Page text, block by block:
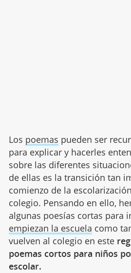
Los poemas pueden ser
para explicar y hacerles
sobre las diferentes
de ellas es la transición tan
comienzo de la
colegio. Pensando en ello,
algunas poesías cortas para
empiezan la escuela como
vuelven al colegio en este
poemas cortos para niños
escolar.